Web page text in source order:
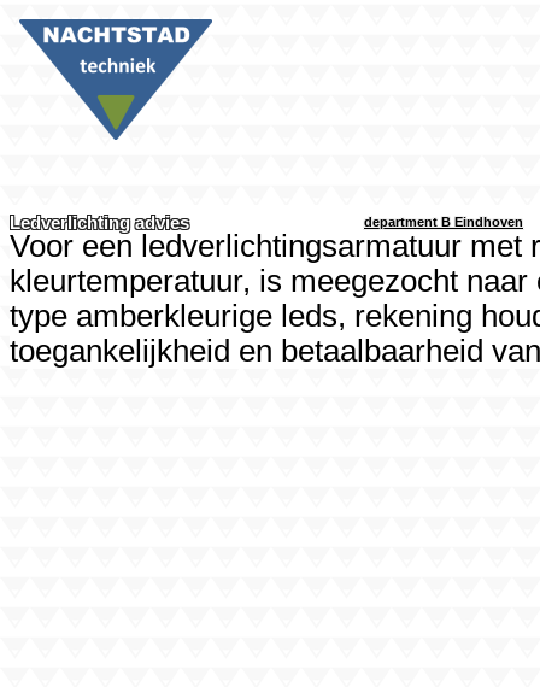
Led­verlichting advies department B Eindhoven
Voor een ledverlichtingsarmatuur met
kleurtemperatuur, is meegezocht
type amberkleurige leds, rekening
toegankelijkheid en betaalbaarheid